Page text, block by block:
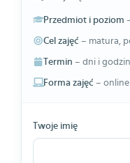
Przedmiot i poziom
Cel zajęć – matura,
Termin – dni i
Forma zajęć –
Twoje imię